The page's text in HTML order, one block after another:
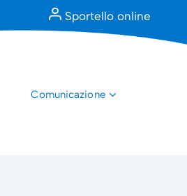
Sportello online
Comunicazione